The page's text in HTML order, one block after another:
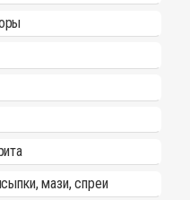
мази, спреи